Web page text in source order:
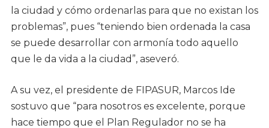
la ciudad y cómo ordenarlas para que no existan los
problemas”, pues “teniendo bien ordenada la casa
se puede desarrollar con armonía todo aquello
que le da vida a la ciudad”, aseveró.
A su vez, el presidente de FIPASUR, Marcos Ide
sostuvo que “para nosotros es excelente, porque
hace tiempo que el Plan Regulador no se ha